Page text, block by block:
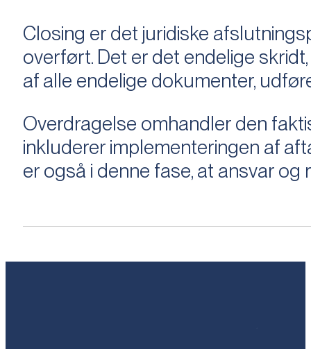
Closing er det juridiske
overført. Det er det endelige
af alle endelige dokumenter,
Overdragelse omhandler den
inkluderer implementeringen af
er også i denne fase, at ansvar